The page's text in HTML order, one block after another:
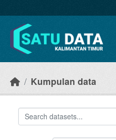
Kumpulan data